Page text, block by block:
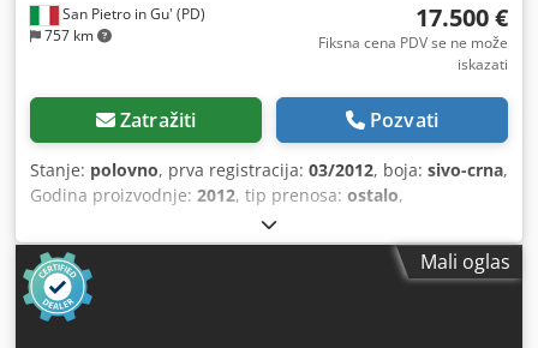
San Pietro in Gu' (PD)
757 km
17.500 €
Fiksna cena PDV se ne može
iskazati
Zatražiti Pozvati
Stanje: polovno, prva registracija: 03/2012, boja: sivo-crna,
Godina proizvodnje: 2012, tip prenosa: ostalo,
REGISTRACIONI BROJ: AH12361 NAZIV: PRIKOLICA ATLAS,
SAMOUTOVRNA, NA NADUVAVANJE, OČIŠĆENA
PESKARENJE I PONOVO BOJENA REF: 25R02 GODINA:
03/2012 OSOVINE: 2 RAZMAK OSOVINA: 4800 MAKSIMALNA
DUŽINA: 9,16 m ZEMLJA POREKLA: Italija / Inostranstvo:
Mali oglas